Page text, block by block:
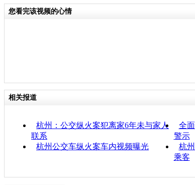
您看完该视频的心情
相关报道
杭州：公交纵火案犯离家6年未与家人
联系
全
警示
杭州公交车纵火案车内视频曝光
杭
乘客